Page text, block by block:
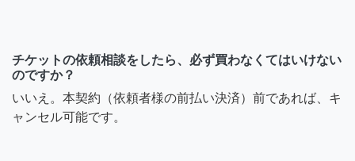
チケットの依頼相談をしたら、必ず買わなくてはいけない
のですか？
いいえ。本契約（依頼者様の前払い決済）前であれば、キ
ャンセル可能です。